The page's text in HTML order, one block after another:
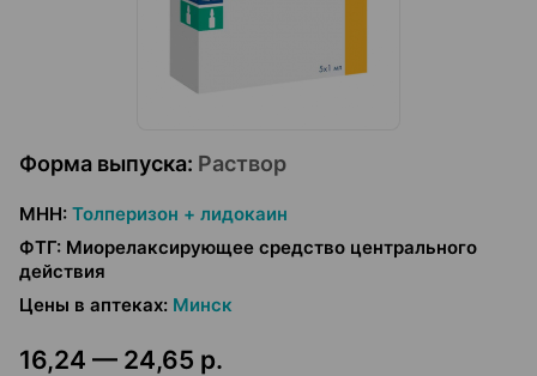
Форма выпуска: Раствор
МНН: Толперизон + лидокаин
ФТГ: Миорелаксирующее средство центрального
действия
Цены в аптеках: Минск
16,24 — 24,65 р.